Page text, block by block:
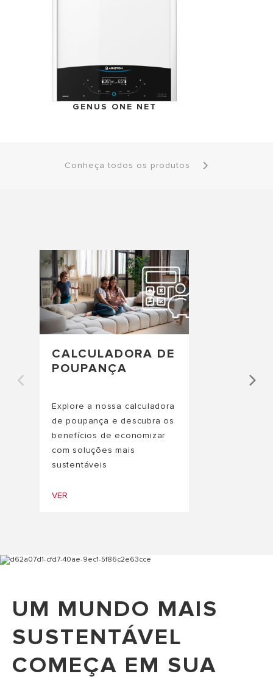
GENUS ONE NET
Conheça todos os produtos
CALCULADORA DE
POUPANÇA
Explore a nossa calculadora
de poupança e descubra os
benefícios de economizar
com soluções mais
sustentáveis
VER
UM MUNDO MAIS
SUSTENTÁVEL
COMEÇA EM SUA